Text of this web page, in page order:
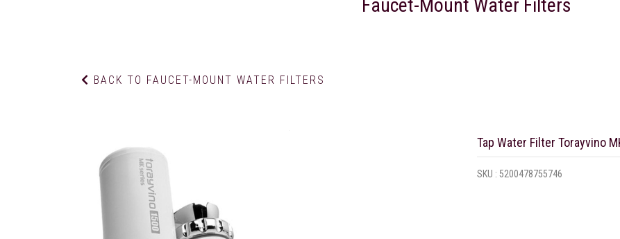
Faucet-Mount Water Filters
BACK TO FAUCET-MOUNT WATER FILTERS
Tap Water Filter Torayvino
SKU : 5200478755746